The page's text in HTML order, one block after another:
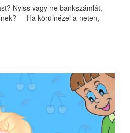
Nyiss vagy ne bankszámlát,
Ha körülnézel a neten,